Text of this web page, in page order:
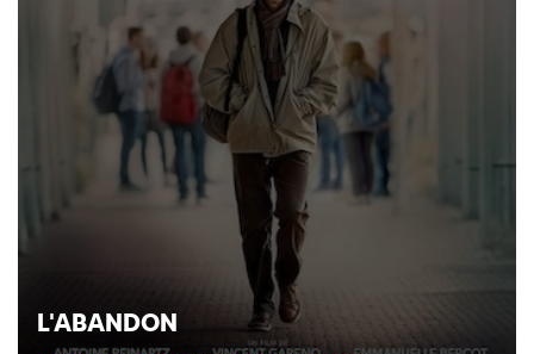
L'ABANDON